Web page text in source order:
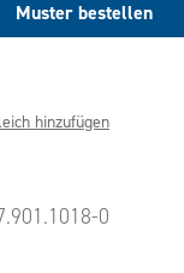
Muster bestellen
hinzufügen
0